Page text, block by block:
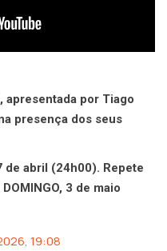
apresentada por Tiago
presença dos seus
de abril (24h00). Repete
3 de maio
19:08